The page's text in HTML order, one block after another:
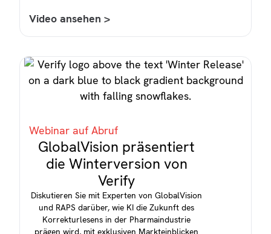
Video ansehen >
Webinar auf Abruf
GlobalVision präsentiert
die Winterversion von
Verify
Diskutieren Sie mit Experten von GlobalVision
und RAPS darüber, wie KI die Zukunft des
Korrekturlesens in der Pharmaindustrie
prägen wird, mit exklusiven Markteinblicken